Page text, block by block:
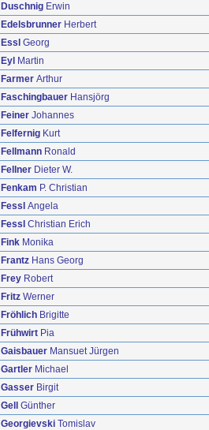
Duschnig Erwin
Edelsbrunner Herbert
Essl Georg
Eyl Martin
Farmer Arthur
Faschingbauer Hansjörg
Feiner Johannes
Felfernig Kurt
Fellmann Ronald
Fellner Dieter W.
Fenkam P. Christian
Fessl Angela
Fessl Christian Erich
Fink Monika
Frantz Hans Georg
Frey Robert
Fritz Werner
Fröhlich Brigitte
Frühwirt Pia
Gaisbauer Mansuet Jürgen
Gartler Michael
Gasser Birgit
Gell
Günther
Georgievski Tomislav